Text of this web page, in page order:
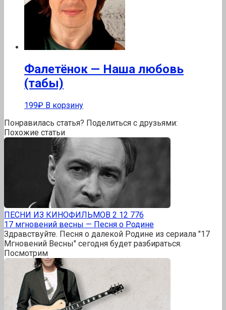
Фалетёнок — Наша любовь
(табы)
199₽ В корзину
Понравилась статья? Поделиться с друзьями:
Похожие статьи
ПЕСНИ ИЗ КИНОФИЛЬМОВ 2 12 776
17 мгновений весны — Песня о Родине
Здравствуйте. Песня о далекой Родине из сериала "17
Мгновений Весны" сегодня будет разбираться.
Посмотрим